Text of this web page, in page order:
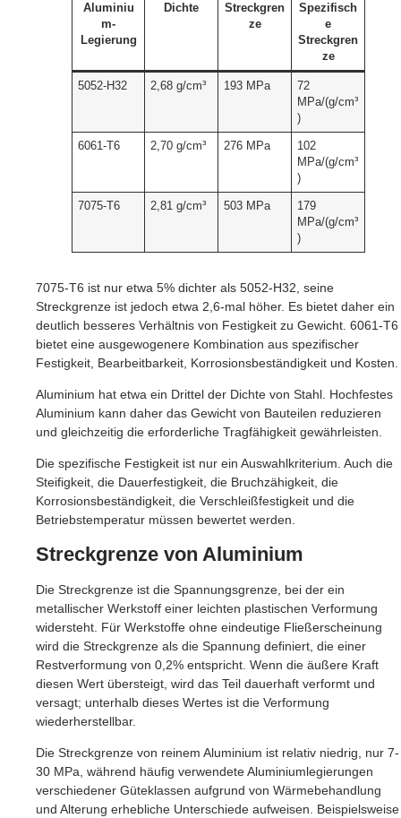
Aluminiu
m-
Legierung
Dichte
Streckgren
ze
Spezifisch
e
Streckgren
ze
5052-H32 2,68 g/cm³ 193 MPa
72
MPa/(g/cm³
)
6061-T6 2,70 g/cm³ 276 MPa
102
MPa/(g/cm³
)
7075-T6 2,81 g/cm³ 503 MPa
179
MPa/(g/cm³
)
7075-T6 ist nur etwa 5% dichter als 5052-H32, seine
Streckgrenze ist jedoch etwa 2,6-mal höher. Es bietet daher ein
deutlich besseres Verhältnis von Festigkeit zu Gewicht. 6061-T6
bietet eine ausgewogenere Kombination aus spezifischer
Festigkeit, Bearbeitbarkeit, Korrosionsbeständigkeit und Kosten.
Aluminium hat etwa ein Drittel der Dichte von Stahl. Hochfestes
Aluminium kann daher das Gewicht von Bauteilen reduzieren
und gleichzeitig die erforderliche Tragfähigkeit gewährleisten.
Die spezifische Festigkeit ist nur ein Auswahlkriterium. Auch die
Steifigkeit, die Dauerfestigkeit, die Bruchzähigkeit, die
Korrosionsbeständigkeit, die Verschleißfestigkeit und die
Betriebstemperatur müssen bewertet werden.
Streckgrenze von Aluminium
Die Streckgrenze ist die Spannungsgrenze, bei der ein
metallischer Werkstoff einer leichten plastischen Verformung
widersteht. Für Werkstoffe ohne eindeutige Fließerscheinung
wird die Streckgrenze als die Spannung definiert, die einer
Restverformung von 0,2% entspricht. Wenn die äußere Kraft
diesen Wert übersteigt, wird das Teil dauerhaft verformt und
versagt; unterhalb dieses Wertes ist die Verformung
wiederherstellbar.
Die Streckgrenze von reinem Aluminium ist relativ niedrig, nur 7-
30 MPa, während häufig verwendete Aluminiumlegierungen
verschiedener Güteklassen aufgrund von Wärmebehandlung
und Alterung erhebliche Unterschiede aufweisen. Beispielsweise